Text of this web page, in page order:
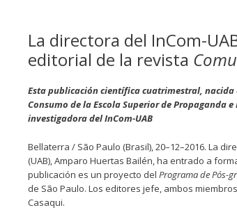
La directora del InCom-
editorial de la revista
Esta publicación científica cuatrimestral, nacida
Consumo de la Escola Superior de Propaganda
investigadora del InCom-UAB
Bellaterra / São Paulo (Brasil), 20–12–2016. La
(UAB), Amparo Huertas Bailén, ha entrado a
publicación es un proyecto del Programa de Pós-
de São Paulo. Los editores jefe, ambos
Casaqui.